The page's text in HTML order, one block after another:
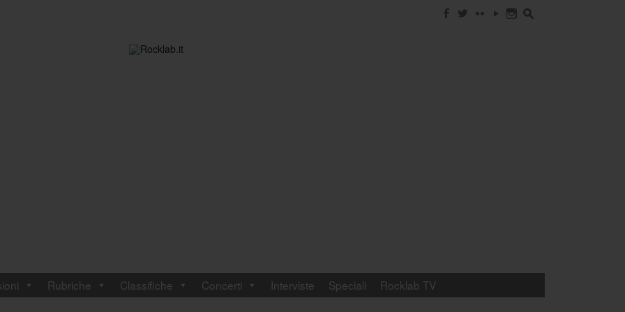
f w c y n s
Rubriche Classifiche Concerti Interviste Speciali Rocklab TV